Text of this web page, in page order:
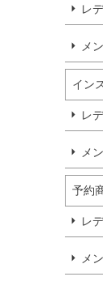
レ
メ
イン
レ
メ
予約
レ
メ